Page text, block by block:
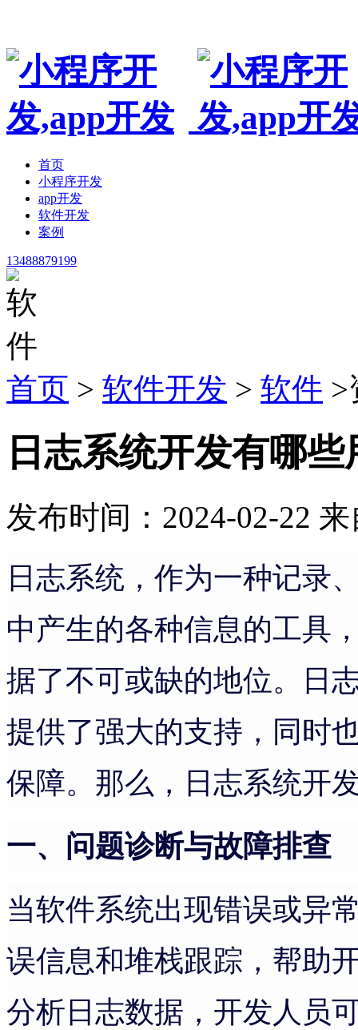
首页
小程序开发
app开发
软件开发
案例
13488879199
首页 > 软件开发 > 软件 >
日志系统开发有哪些
发布时间：2024-02-22 来
日志系统，作为一种记录
中产生的各种信息的工具
据了不可或缺的地位。日
提供了强大的支持，同时
保障。那么，日志系统开
一、问题诊断与故障排查
当软件系统出现错误或异
误信息和堆栈跟踪，帮助
分析日志数据，开发人员